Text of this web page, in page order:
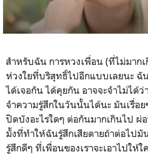
สำหรับฉัน การหวงเพื่อน (ที่ไม่มาก
ห่วงใยที่บริสุทธิ์ไปอีกแบบเลยนะ
ได้เจอกัน ได้คุยกัน อาจจะจำไม่ได้
จำความรู้สึกในวันนั้นได้นะ มันเรื่อ
ปิดบังอะไรใดๆ ต่อกันมากเกินไป ผ่
มั้งที่ทำให้ฉันรู้สึกเสียดายถ้าต่อไปมั
รู้สึกดีๆ ที่เพื่อนของเราจะเอาไปให้